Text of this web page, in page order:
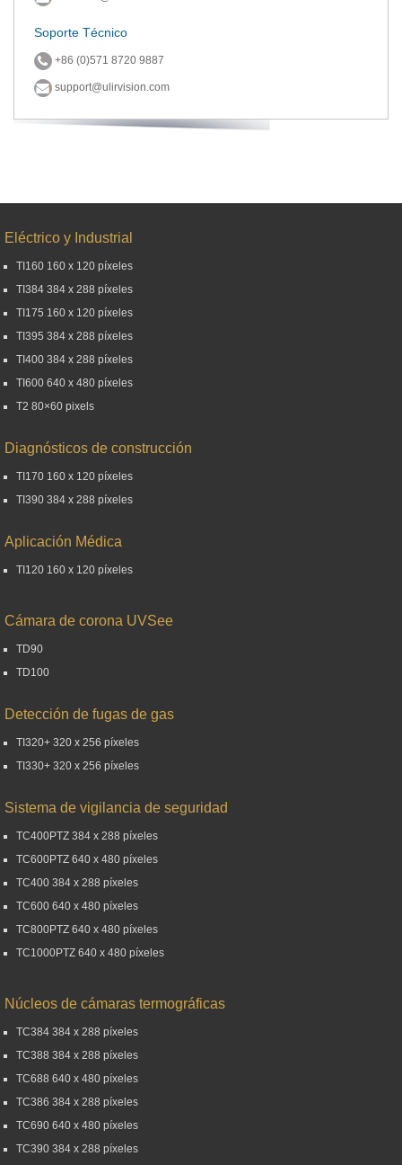
Soporte Técnico
+86 (0)571 8720 9887
support@ulirvision.com
Eléctrico y Industrial
TI160 160 x 120 píxeles
TI384 384 x 288 píxeles
TI175 160 x 120 píxeles
TI395 384 x 288 píxeles
TI400 384 x 288 píxeles
TI600 640 x 480 píxeles
T2 80×60 pixels
Diagnósticos de construcción
TI170 160 x 120 píxeles
TI390 384 x 288 píxeles
Aplicación Médica
TI120 160 x 120 píxeles
Cámara de corona UVSee
TD90
TD100
Detección de fugas de gas
TI320+ 320 x 256 píxeles
TI330+ 320 x 256 píxeles
Sistema de vigilancia de seguridad
TC400PTZ 384 x 288 píxeles
TC600PTZ 640 x 480 píxeles
TC400 384 x 288 píxeles
TC600 640 x 480 píxeles
TC800PTZ 640 x 480 píxeles
TC1000PTZ 640 x 480 píxeles
Núcleos de cámaras termográficas
TC384 384 x 288 píxeles
TC388 384 x 288 píxeles
TC688 640 x 480 píxeles
TC386 384 x 288 píxeles
TC690 640 x 480 píxeles
TC390 384 x 288 píxeles